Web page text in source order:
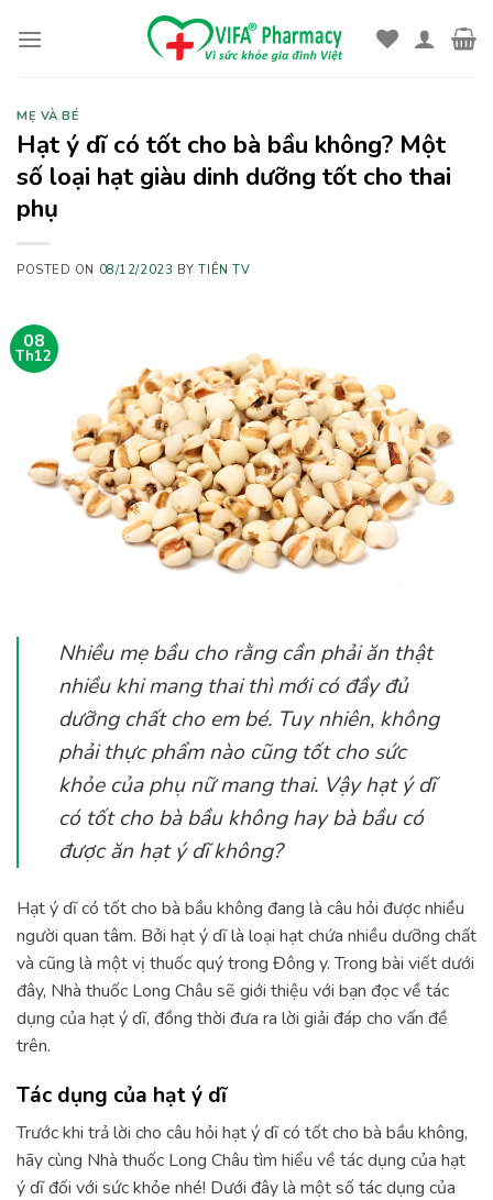
MẸ VÀ BÉ
Hạt ý dĩ có tốt cho bà bầu không? Một
số loại hạt giàu dinh dưỡng tốt cho thai
phụ
POSTED ON 08/12/2023 BYTIÊN TV
08
Th12
Nhiều mẹ bầu cho rằng cần phải ăn thật
nhiều khi mang thai thì mới có đầy đủ
dưỡng chất cho em bé. Tuy nhiên, không
phải thực phẩm nào cũng tốt cho sức
khỏe của phụ nữ mang thai. Vậy hạt ý dĩ
có tốt cho bà bầu không hay bà bầu có
được ăn hạt ý dĩ không?
Hạt ý dĩ có tốt cho bà bầu không đang là câu hỏi được nhiều
người quan tâm. Bởi hạt ý dĩ là loại hạt chứa nhiều dưỡng chất
và cũng là một vị thuốc quý trong Đông y. Trong bài viết dưới
đây, Nhà thuốc Long Châu sẽ giới thiệu với bạn đọc về tác
dụng của hạt ý dĩ, đồng thời đưa ra lời giải đáp cho vấn đề
trên.
Tác dụng của hạt ý dĩ
Trước khi trả lời cho câu hỏi hạt ý dĩ có tốt cho bà bầu không,
hãy cùng Nhà thuốc Long Châu tìm hiểu về tác dụng của hạt
ý dĩ đối với sức khỏe nhé! Dưới đây là một số tác dụng của